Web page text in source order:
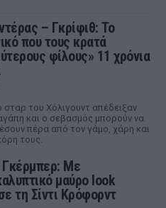
– Γκρίφιθ: Το
που τους κρατά
φίλους» 11 χρόνια
σταρ του Χόλιγουντ απέδειξαν
και ο σεβασμός μπορούν να
πέρα από τον γάμο, χάρη και
τους.
Γκέρμπερ: Με
μαύρο look
τη Σίντι Κρόφορντ